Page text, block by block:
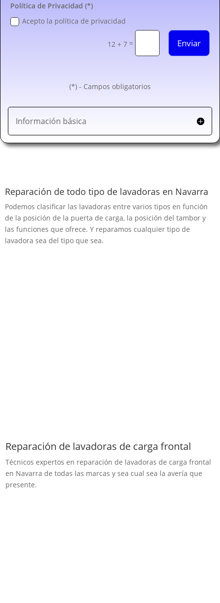
Política de Privacidad (*)
Acepto la política de privacidad
12 + 7 = Enviar
(*) - Campos obligatorios
Información básica
Reparación de todo tipo de lavadoras en Navarra
Podemos clasificar las lavadoras entre varios tipos en función
de la posición de la puerta de carga, la posición del tambor y
las funciones que ofrece. Y reparamos cualquier tipo de
lavadora sea del tipo que sea.
Reparación de lavadoras de carga frontal
Técnicos expertos en reparación de lavadoras de carga frontal
en Navarra de todas las marcas y sea cual sea la avería que
presente.